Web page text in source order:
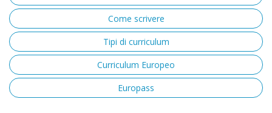
Come scrivere
Tipi di curriculum
Curriculum Europeo
Europass